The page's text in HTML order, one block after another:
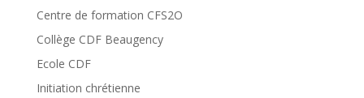
Centre de formation CFS2O
Collège CDF Beaugency
Ecole CDF
Initiation chrétienne